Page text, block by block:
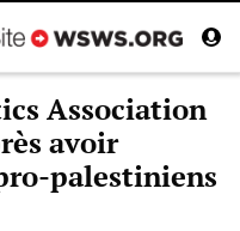
Association
avoir
palestiniens